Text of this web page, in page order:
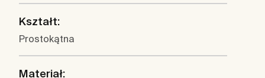
Kształt:
Prostokątna
Materiał: